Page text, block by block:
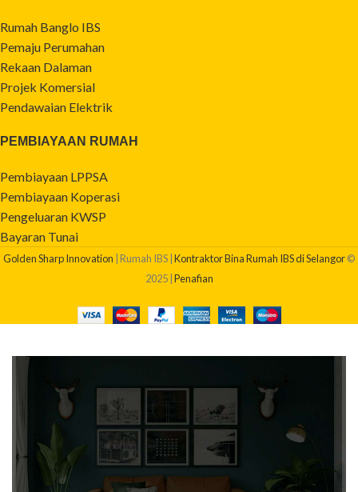
Rumah Banglo IBS
Pemaju Perumahan
Rekaan Dalaman
Projek Komersial
Pendawaian Elektrik
PEMBIAYAAN RUMAH
Pembiayaan LPPSA
Pembiayaan Koperasi
Pengeluaran KWSP
Bayaran Tunai
Golden Sharp Innovation | Rumah IBS | Kontraktor Bina Rumah IBS di Selangor©
2025 | Penafian
BERAPAKAH KOS BINA RUMAH SAYA?
Dapatkan quotation pembinaan rumah anda sekarang!